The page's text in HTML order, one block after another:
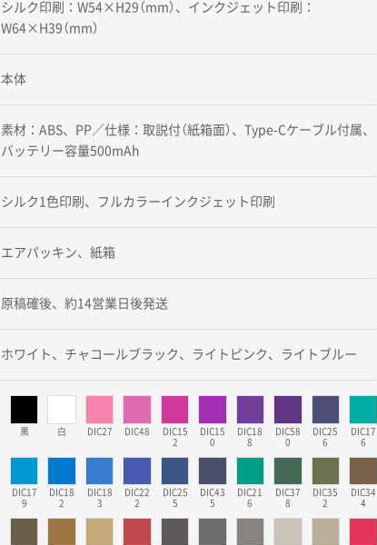
シルク印刷：W54×H29（mm）、インクジェット印刷：
W64×H39（mm）
本体
素材：ABS、PP／仕様：取説付（紙箱面）、Type-Cケーブル付属、
バッテリー容量500mAh
シルク1色印刷、フルカラーインクジェット印刷
エアパッキン、紙箱
原稿確後、約14営業日後発送
ホワイト、チャコールブラック、ライトピンク、ライトブルー
黒 白 DIC27 DIC48
DIC15
2
DIC15
0
DIC18
8
DIC58
0
DIC25
6
DIC17
6
DIC17
9
DIC18
2
DIC18
3
DIC22
2
DIC25
5
DIC43
5
DIC21
6
DIC37
8
DIC35
2
DIC34
4